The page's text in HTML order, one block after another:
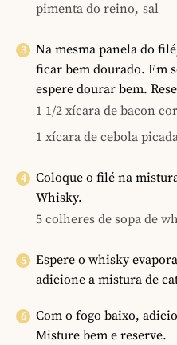
pimenta do reino, sal
Na mesma panela do
ficar bem dourado. Em
espere dourar bem.
1 1/2 xícara de bacon
1 xícara de cebola
Coloque o filé na
Whisky.
5 colheres de sopa de
Espere o whisky
adicione a mistura de
Com o fogo baixo,
Misture bem e reserve.